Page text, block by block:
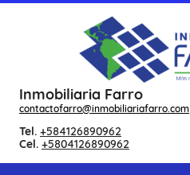
Inmobiliaria Farro
contactofarro@inmobiliariafarro.com
Tel. +584126890962
Cel. +5804126890962